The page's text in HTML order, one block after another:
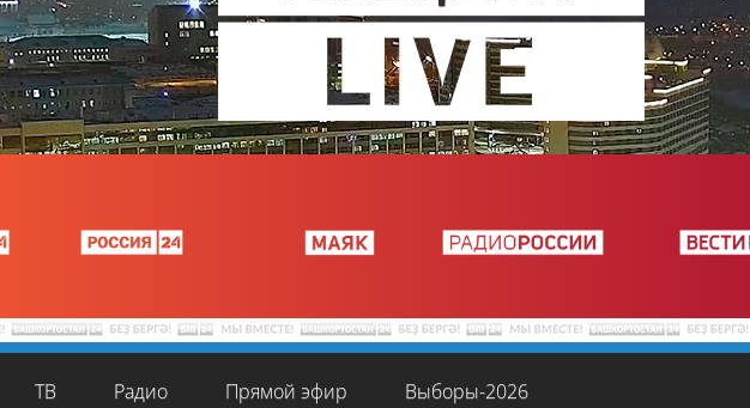
ТВ Радио Прямой эфир Выборы-2026